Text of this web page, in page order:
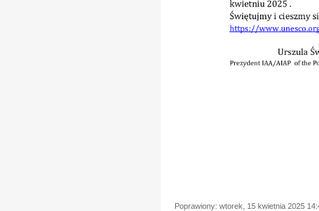
Poprawiony: wtorek, 15 kwietnia 2025